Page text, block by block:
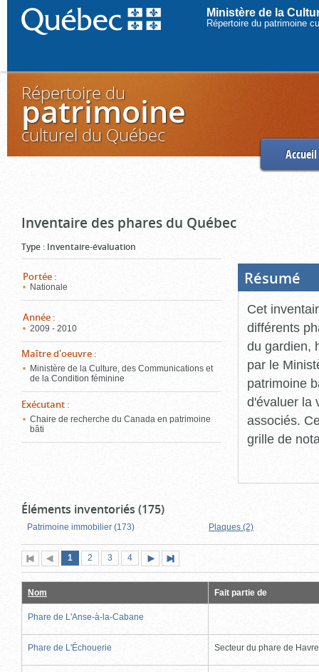
Ministère de la
Répertoire du patrimoine
Répertoire du
patrimoine
culturel du Québec
Accueil
Inventaire des phares du Québec
Type : Inventaire-évaluation
Portée :
Nationale
Année :
2009 - 2010
Maître d'oeuvre :
Ministère de la Culture, des Communications et
de la Condition féminine
Exécutant :
Chaire de recherche du Canada en patrimoine
bâti
Résumé
Cet
différents
du gardien,
par le
patrimoine
d'évaluer la
associés.
grille de
Éléments inventoriés (175)
Patrimoine immobilier (173) Plaques (2)
Première
page
Page
précédente
Page
1 (page
actuelle)
Page
2 Page
3 Page
4
suivante
page
Nom Fait partie de
Phare de L'Anse-à-la-Cabane
Phare de L'Échouerie Secteur du phare de